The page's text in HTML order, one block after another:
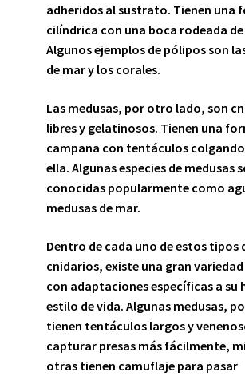
adheridos al sustrato. Tienen una
cilíndrica con una boca rodeada
Algunos ejemplos de pólipos son
de mar y los corales.
Las medusas, por otro lado, son
libres y gelatinosos. Tienen una
campana con tentáculos
ella. Algunas especies de medusas
conocidas popularmente como
medusas de mar.
Dentro de cada uno de estos tipos
cnidarios, existe una gran variedad
con adaptaciones específicas a su
estilo de vida. Algunas medusas,
tienen tentáculos largos y
capturar presas más fácilmente,
otras tienen camuflaje para pasar